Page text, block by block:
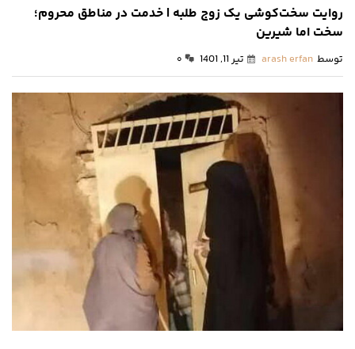
روایت سخت‌کوشی یک زوج طلبه | خدمت در مناطق محروم؛
سخت اما شیرین
توسط arash erfan تیر 11, 1401 ۰